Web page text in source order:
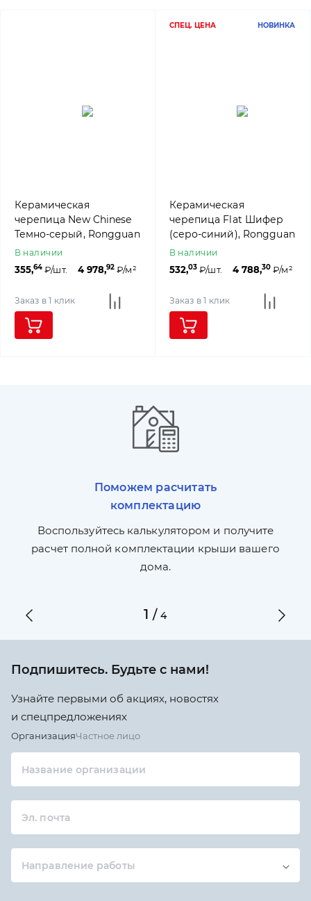
Керамическая
черепица New Chinese
Темно-серый, Rongguan
В наличии
355,64₽/шт. 4 978,92₽/м²
Заказ в 1 клик
СПЕЦ. ЦЕНА НОВИНКА
Керамическая
черепица Flat Шифер
(серо-синий), Rongguan
В наличии
532,03₽/шт. 4 788,30₽/м²
Заказ в 1 клик
Поможем расчитать
комплектацию
Воспользуйтесь калькулятором и получите
расчет полной комплектации крыши вашего
дома.
1 /4
Подпишитесь. Будьте с нами!
Узнайте первыми об акциях, новостях
и спецпредложениях
ОрганизацияЧастное лицо
Название организации
Эл. почта
Направление работы